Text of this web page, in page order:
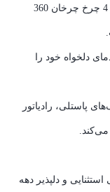
: به لطف دسته کاربردی و 4 چرخ چرخان 360
دلخواه خود را
پاستلی، رادیاتور
آریته، با طراحی استثنایی و دلپذیر دهه